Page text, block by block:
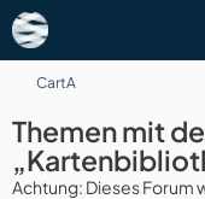
CartA
Themen mit
Achtung: Dieses Forum